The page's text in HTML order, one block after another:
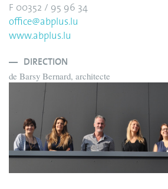
F 00352 / 95 96 34
office@abplus.lu
www.abplus.lu
DIRECTION
de Barsy Bernard, architecte